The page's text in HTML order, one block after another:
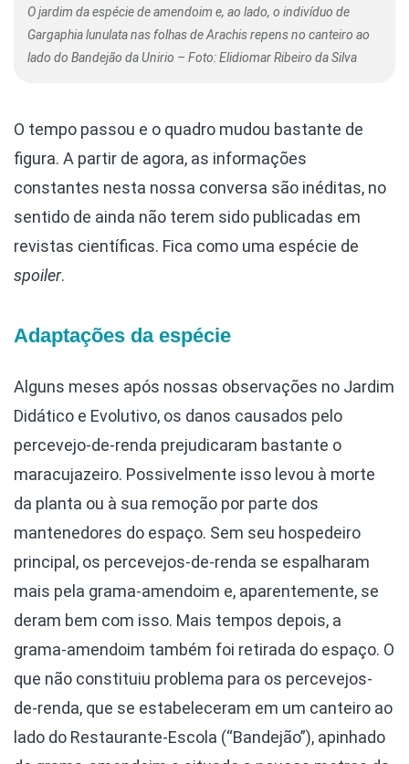
O jardim da espécie de amendoim e, ao lado, o indivíduo de
Gargaphia lunulata nas folhas de Arachis repens no canteiro ao
lado do Bandejão da Unirio – Foto: Elidiomar Ribeiro da Silva
O tempo passou e o quadro mudou bastante de
figura. A partir de agora, as informações
constantes nesta nossa conversa são inéditas, no
sentido de ainda não terem sido publicadas em
revistas científicas. Fica como uma espécie de
spoiler.
Adaptações da espécie
Alguns meses após nossas observações no Jardim
Didático e Evolutivo, os danos causados pelo
percevejo-de-renda prejudicaram bastante o
maracujazeiro. Possivelmente isso levou à morte
da planta ou à sua remoção por parte dos
mantenedores do espaço. Sem seu hospedeiro
principal, os percevejos-de-renda se espalharam
mais pela grama-amendoim e, aparentemente, se
deram bem com isso. Mais tempos depois, a
grama-amendoim também foi retirada do espaço. O
que não constituiu problema para os percevejos-
de-renda, que se estabeleceram em um canteiro ao
lado do Restaurante-Escola (“Bandejão”), apinhado